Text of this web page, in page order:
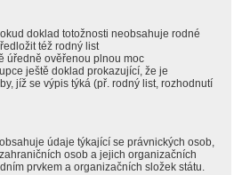
doklad totožnosti neobsahuje rodné
též rodný list
úředně ověřenou plnou moc
ještě doklad prokazující, že je
jíž se výpis týká (př. rodný list, rozhodnutí
údaje týkající se právnických osob,
osob a jejich organizačních
prvkem a organizačních složek státu.